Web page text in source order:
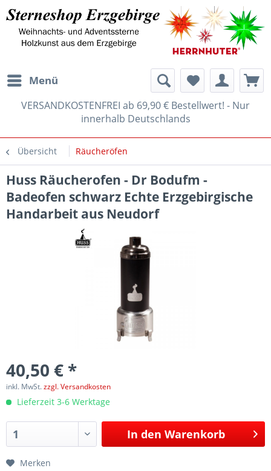
Menü
VERSANDKOSTENFREI ab 69,90 € Bestellwert! - Nur
innerhalb Deutschlands
Übersicht Räucheröfen
Huss Räucherofen - Dr Bodufm -
Badeofen schwarz Echte Erzgebirgische
Handarbeit aus Neudorf
40,50 € *
inkl. MwSt.zzgl. Versandkosten
Lieferzeit 3-6 Werktage
In den Warenkorb
Merken